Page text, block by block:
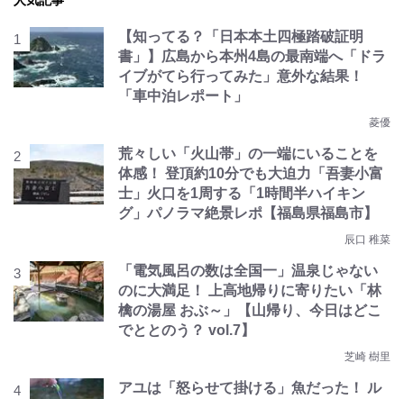
【知ってる？「日本本土四極踏破証明
書」】広島から本州4島の最南端へ「ドラ
イブがてら行ってみた」意外な結果！
「車中泊レポート」
菱優
荒々しい「火山帯」の一端にいることを
体感！ 登頂約10分でも大迫力「吾妻小富
士」火口を1周する「1時間半ハイキン
グ」パノラマ絶景レポ【福島県福島市】
辰口 稚菜
「電気風呂の数は全国一」温泉じゃない
のに大満足！ 上高地帰りに寄りたい「林
檎の湯屋 おぶ～」【山帰り、今日はどこ
でととのう？ vol.7】
芝崎 樹里
アユは「怒らせて掛ける」魚だった！ ル